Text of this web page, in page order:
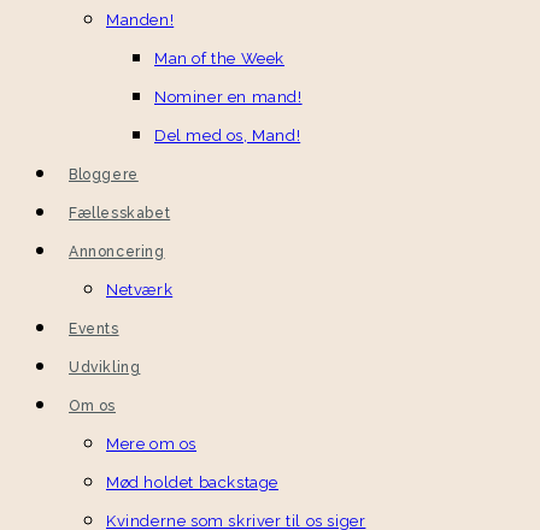
Manden!
Man of the Week
Nominer en mand!
Del med os, Mand!
Bloggere
Fællesskabet
Annoncering
Netværk
Events
Udvikling
Om os
Mere om os
Mød holdet backstage
Kvinderne som skriver til os siger